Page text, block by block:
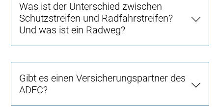
Was ist der Unterschied zwischen
Schutzstreifen und Radfahrstreifen?
Und was ist ein Radweg?
Gibt es einen Versicherungspartner des
ADFC?